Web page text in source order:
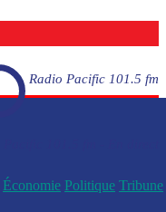
Radio Pacific 101.5 fm
Économie Politique Tribune